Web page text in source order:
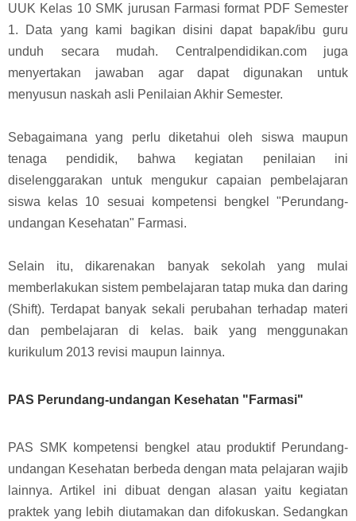
UUK Kelas 10 SMK jurusan Farmasi format PDF Semester
1. Data yang kami bagikan disini dapat bapak/ibu guru
unduh secara mudah. Centralpendidikan.com juga
menyertakan jawaban agar dapat digunakan untuk
menyusun naskah asli Penilaian Akhir Semester.
Sebagaimana yang perlu diketahui oleh siswa maupun
tenaga pendidik, bahwa kegiatan penilaian ini
diselenggarakan untuk mengukur capaian pembelajaran
siswa kelas 10 sesuai kompetensi bengkel "Perundang-
undangan Kesehatan" Farmasi.
Selain itu, dikarenakan banyak sekolah yang mulai
memberlakukan sistem pembelajaran tatap muka dan daring
(Shift). Terdapat banyak sekali perubahan terhadap materi
dan pembelajaran di kelas. baik yang menggunakan
kurikulum 2013 revisi maupun lainnya.
PAS Perundang-undangan Kesehatan "Farmasi"
PAS SMK kompetensi bengkel atau produktif Perundang-
undangan Kesehatan berbeda dengan mata pelajaran wajib
lainnya. Artikel ini dibuat dengan alasan yaitu kegiatan
praktek yang lebih diutamakan dan difokuskan. Sedangkan